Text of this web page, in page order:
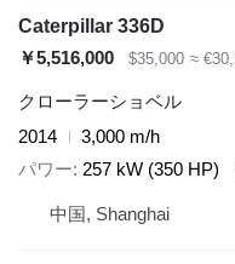
Caterpillar 336D
￥5,516,000
$35,000 ≈
クローラーショベル
2014
3,000 m/h
パワー 257 kW (350 HP)
中国, Shanghai